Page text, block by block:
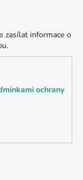
zasílat informace o
ochrany